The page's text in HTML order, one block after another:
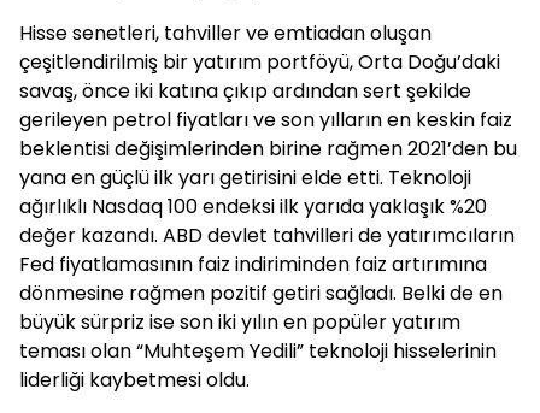
Hisse senetleri, tahviller ve emtiadan oluşan
çeşitlendirilmiş bir yatırım portföyü, Orta Doğu’daki
savaş, önce iki katına çıkıp ardından sert şekilde
gerileyen petrol fiyatları ve son yılların en keskin faiz
beklentisi değişimlerinden birine rağmen 2021’den bu
yana en güçlü ilk yarı getirisini elde etti. Teknoloji
ağırlıklı Nasdaq 100 endeksi ilk yarıda yaklaşık %20
değer kazandı. ABD devlet tahvilleri de yatırımcıların
Fed fiyatlamasının faiz indiriminden faiz artırımına
dönmesine rağmen pozitif getiri sağladı. Belki de en
büyük sürpriz ise son iki yılın en popüler yatırım
teması olan “Muhteşem Yedili” teknoloji hisselerinin
liderliği kaybetmesi oldu.